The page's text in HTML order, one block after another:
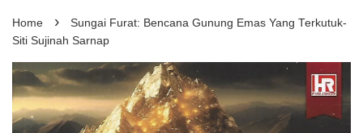
Home ›
Sungai Furat: Bencana Gunung Emas Yang Terkutuk-
Siti Sujinah Sarnap